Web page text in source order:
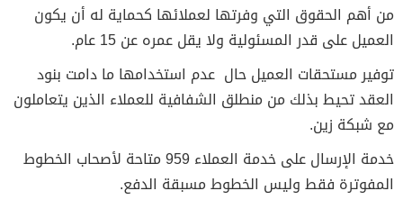
من أهم الحقوق التي وفرتها لعملائها كحماية له أن يكون
العميل على قدر المسئولية ولا يقل عمره عن 15 عام.
توفير مستحقات العميل حال عدم استخدامها ما دامت بنود
العقد تحيط بذلك من منطلق الشفافية للعملاء الذين يتعاملون
مع شبكة زين.
خدمة الإرسال على خدمة العملاء 959 متاحة لأصحاب الخطوط
المفوترة فقط وليس الخطوط مسبقة الدفع.